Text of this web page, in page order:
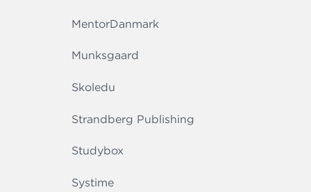
MentorDanmark
Munksgaard
Skoledu
Strandberg Publishing
Studybox
Systime